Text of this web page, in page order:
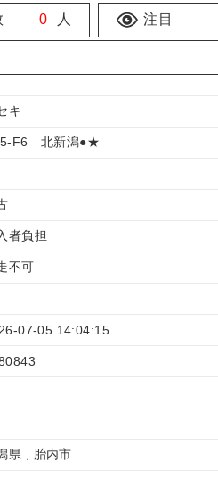
0 人 注目
キ
F6 北新潟●★
者負担
不可
07-05 14:04:15
県 , 胎内市